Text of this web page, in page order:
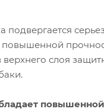
повышенной
слоя